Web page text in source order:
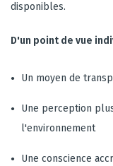
disponibles.
D'un point de vue
Un moyen de
Une perception
l'environnement
Une conscience